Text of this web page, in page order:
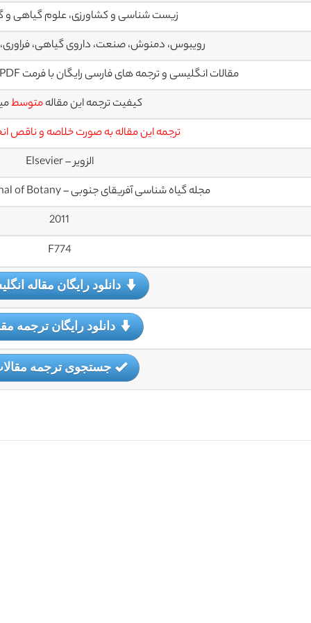
زیست شناسی و کشاورزی، علوم گیاهی و
رویبوس، دمنوش، صنعت، داروی گیاهی،
مقالات انگلیسی و ترجمه های فارسی رایگان با فرمت PDF آماده دانلود رایگان میباشند
کیفیت ترجمه این مقالهمتوسط
ترجمه این مقاله به صورت خلاصه و ناقص
الزویر – Elsevier
مجله گیاه شناسی آفریقای جنوبی – South African Journal of Botany
2011
F774
دانلود رایگان مقاله
دانلود رایگان ترجمه
جستجوی ترجمه